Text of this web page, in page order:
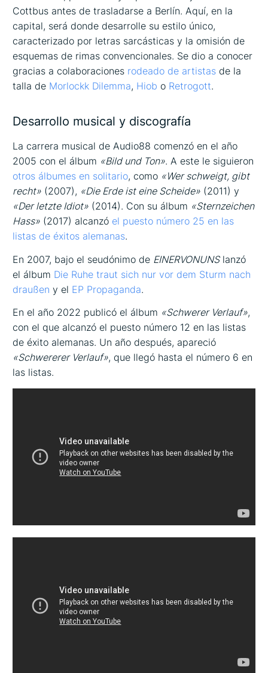
Cottbus antes de trasladarse a Berlín. Aquí, en la
capital, será donde desarrolle su estilo único,
caracterizado por letras sarcásticas y la omisión de
esquemas de rimas convencionales. Se dio a conocer
gracias a colaboraciones rodeado de artistas de la
talla de Morlockk Dilemma, Hiob o Retrogott.
Desarrollo musical y discografía
La carrera musical de Audio88 comenzó en el año
2005 con el álbum «Bild und Ton». A este le siguieron
otros álbumes en solitario, como «Wer schweigt, gibt
recht» (2007), «Die Erde ist eine Scheide» (2011) y
«Der letzte Idiot» (2014). Con su álbum «Sternzeichen
Hass» (2017) alcanzó el puesto número 25 en las
listas de éxitos alemanas.
En 2007, bajo el seudónimo de EINERVONUNSlanzó
el álbum Die Ruhe traut sich nur vor dem Sturm nach
draußen y el EP Propaganda.
En el año 2022 publicó el álbum «Schwerer Verlauf»,
con el que alcanzó el puesto número 12 en las listas
de éxito alemanas. Un año después, apareció
«Schwererer Verlauf», que llegó hasta el número 6 en
las listas.